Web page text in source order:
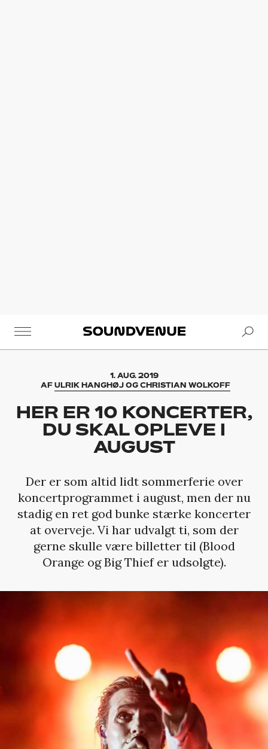
Soundvenue
1. AUG. 2019
AF ULRIK HANGHØJ OG CHRISTIAN WOLKOFF
HER ER 10 KONCERTER,
DU SKAL OPLEVE I
AUGUST
Der er som altid lidt sommerferie over
koncertprogrammet i august, men der nu
stadig en ret god bunke stærke koncerter
at overveje. Vi har udvalgt ti, som der
gerne skulle være billetter til (Blood
Orange og Big Thief er udsolgte).